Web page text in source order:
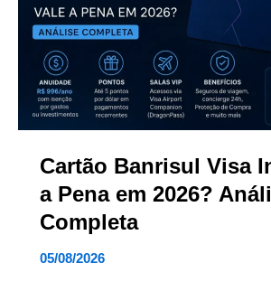
Cartão Banrisul Visa
a Pena em 2026?
Completa
05/08/2026